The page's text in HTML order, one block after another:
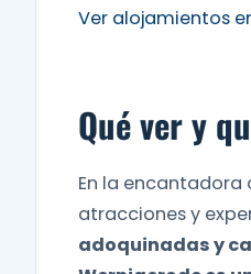
Ver alojamientos
Qué ver y
En la encantadora
atracciones y
adoquinadas y